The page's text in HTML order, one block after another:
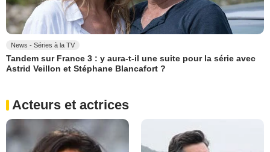
News - Séries à la TV
Tandem sur France 3 : y aura-t-il une suite pour la série avec
Astrid Veillon et Stéphane Blancafort ?
Acteurs et actrices